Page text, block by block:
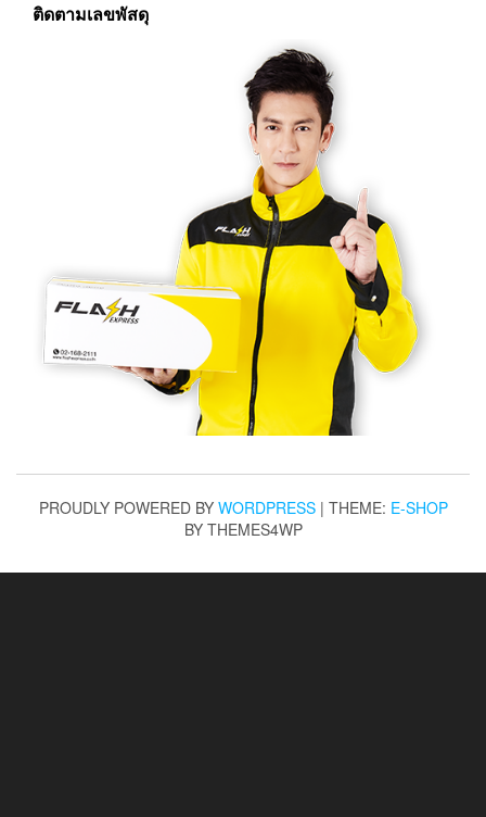
ติดตามเลขพัสดุ
PROUDLY POWERED BY WORDPRESS | THEME: E-SHOP
BY THEMES4WP